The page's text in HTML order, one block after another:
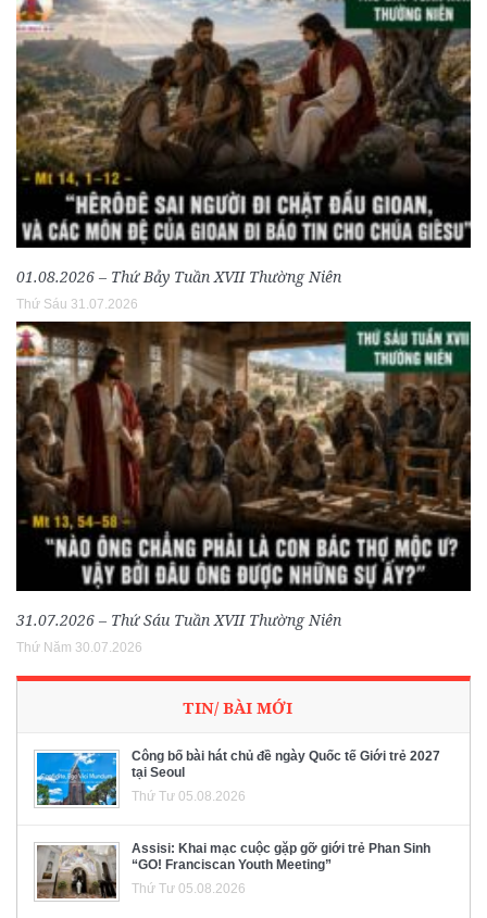
01.08.2026 – Thứ Bảy Tuần XVII Thường Niên
Thứ Sáu 31.07.2026
31.07.2026 – Thứ Sáu Tuần XVII Thường Niên
Thứ Năm 30.07.2026
TIN/ BÀI MỚI
Công bố bài hát chủ đề ngày Quốc tế Giới trẻ 2027
tại Seoul
Thứ Tư 05.08.2026
Assisi: Khai mạc cuộc gặp gỡ giới trẻ Phan Sinh
“GO! Franciscan Youth Meeting”
Thứ Tư 05.08.2026